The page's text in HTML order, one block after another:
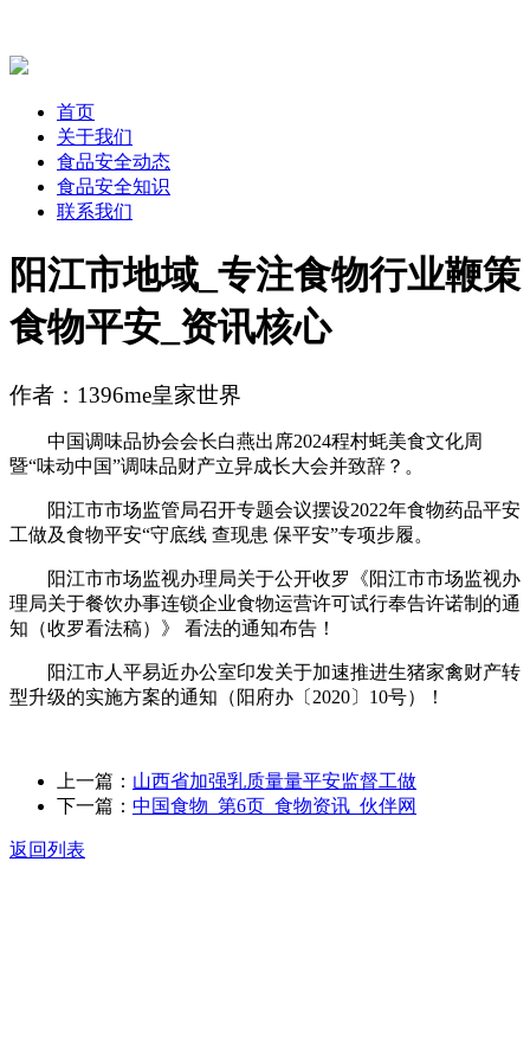
首页
关于我们
食品安全动态
食品安全知识
联系我们
阳江市地域_专注食物行业鞭策
食物平安_资讯核心
作者：1396me皇家世界
中国调味品协会会长白燕出席2024程村蚝美食文化周
暨“味动中国”调味品财产立异成长大会并致辞？。
阳江市市场监管局召开专题会议摆设2022年食物药品平安
工做及食物平安“守底线 查现患 保平安”专项步履。
阳江市市场监视办理局关于公开收罗《阳江市市场监视办
理局关于餐饮办事连锁企业食物运营许可试行奉告许诺制的通
知（收罗看法稿）》 看法的通知布告！
阳江市人平易近办公室印发关于加速推进生猪家禽财产转
型升级的实施方案的通知（阳府办〔2020〕10号）！
上一篇： 山西省加强乳质量量平安监督工做
下一篇： 中国食物_第6页_食物资讯_伙伴网
返回列表